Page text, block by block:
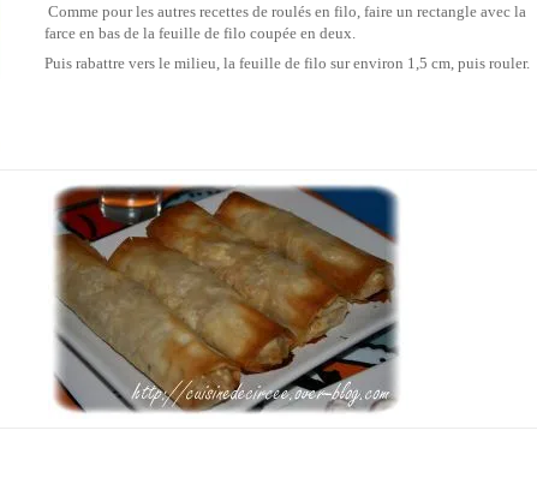
Comme pour les autres recettes de roulés en filo, faire un rectangle avec la
farce en bas de la feuille de filo coupée en deux.
Puis rabattre vers le milieu, la feuille de filo sur environ 1,5 cm, puis rouler.